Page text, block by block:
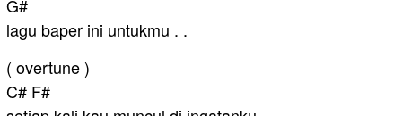
G#
lagu baper ini untukmu . .
( overtune )
C# F#